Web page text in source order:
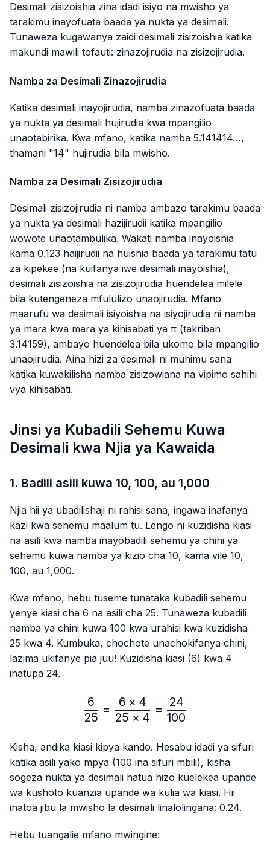
Desimali zisizoishia zina idadi isiyo na mwisho ya
tarakimu inayofuata baada ya nukta ya desimali.
Tunaweza kugawanya zaidi desimali zisizoishia katika
makundi mawili tofauti: zinazojirudia na zisizojirudia.
Namba za Desimali Zinazojirudia
Katika desimali inayojirudia, namba zinazofuata baada
ya nukta ya desimali hujirudia kwa mpangilio
unaotabirika. Kwa mfano, katika namba 5.141414…,
thamani "14" hujirudia bila mwisho.
Namba za Desimali Zisizojirudia
Desimali zisizojirudia ni namba ambazo tarakimu baada
ya nukta ya desimali hazijirudii katika mpangilio
wowote unaotambulika. Wakati namba inayoishia
kama 0.123 haijirudii na huishia baada ya tarakimu tatu
za kipekee (na kuifanya iwe desimali inayoishia),
desimali zisizoishia na zisizojirudia huendelea milele
bila kutengeneza mfululizo unaojirudia. Mfano
maarufu wa desimali isiyoishia na isiyojirudia ni namba
ya mara kwa mara ya kihisabati ya π (takriban
3.14159), ambayo huendelea bila ukomo bila mpangilio
unaojirudia. Aina hizi za desimali ni muhimu sana
katika kuwakilisha namba zisizowiana na vipimo sahihi
vya kihisabati.
Jinsi ya Kubadili Sehemu Kuwa
Desimali kwa Njia ya Kawaida
1. Badili asili kuwa 10, 100, au 1,000
Njia hii ya ubadilishaji ni rahisi sana, ingawa inafanya
kazi kwa sehemu maalum tu. Lengo ni kuzidisha kiasi
na asili kwa namba inayobadili sehemu ya chini ya
sehemu kuwa namba ya kizio cha 10, kama vile 10,
100, au 1,000.
Kwa mfano, hebu tuseme tunataka kubadili sehemu
yenye kiasi cha 6 na asili cha 25. Tunaweza kubadili
namba ya chini kuwa 100 kwa urahisi kwa kuzidisha
25 kwa 4. Kumbuka, chochote unachokifanya chini,
lazima ukifanye pia juu! Kuzidisha kiasi (6) kwa 4
inatupa 24.
\frac{6}{25}=\frac{6 ×
25
6
=
25 × 4
6 × 4
=
100
24
Kisha, andika kiasi kipya kando. Hesabu idadi ya sifuri
katika asili yako mpya (100 ina sifuri mbili), kisha
sogeza nukta ya desimali hatua hizo kuelekea upande
wa kushoto kuanzia upande wa kulia wa kiasi. Hii
inatoa jibu la mwisho la desimali linalolingana: 0.24.
Hebu tuangalie mfano mwingine: